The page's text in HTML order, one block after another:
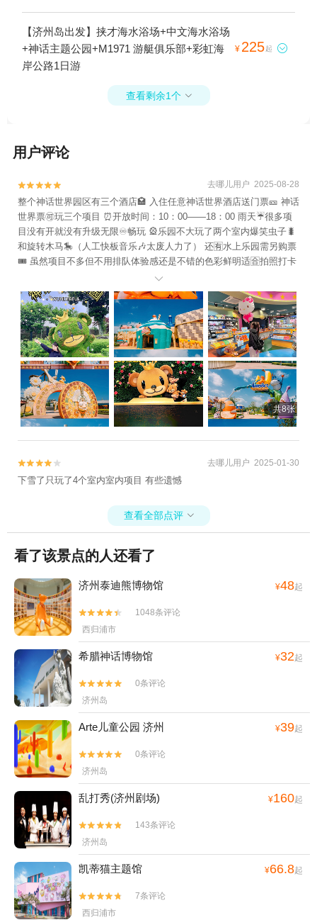
射击场+M1971 游艇俱乐部+小羊肖恩羊驼牧
场+彩虹海岸公路+涯月咖啡街+济州岛1日游
【济州岛出发】挟才海水浴场+中文海水浴场
+神话主题公园+M1971 游艇俱乐部+彩虹海
岸公路1日游
¥ 225起 
查看剩余1个 
用户评论

 去哪儿用户 2025-08-28
整个神话世界园区有三个酒店🏩 入住任意神话世界酒店送门票🎫 神话
世界票🉑️玩三个项目 ⏰开放时间：10：00——18：00 雨天☔️很多项
目没有开就没有升级无限♾畅玩 🎡乐园不大玩了两个室内爆笑虫子🐛
和旋转木马🎠（人工快板音乐🎶太废人力了） 还🈶️水上乐园需另购票
🎟 虽然项目不多但不用排队体验感还是不错的色彩鲜明适🈴️拍照打卡

共8张

 去哪儿用户 2025-01-30
下雪了只玩了4个室内室内项目 有些遗憾
查看全部点评 
看了该景点的人还看了
济州泰迪熊博物馆 ¥48起


1048条评论
西归浦市
希腊神话博物馆 ¥32起


0条评论
济州岛
Arte儿童公园 济州 ¥39起


0条评论
济州岛
乱打秀(济州剧场) ¥160起


143条评论
济州岛
凯蒂猫主题馆 ¥66.8起


7条评论
西归浦市